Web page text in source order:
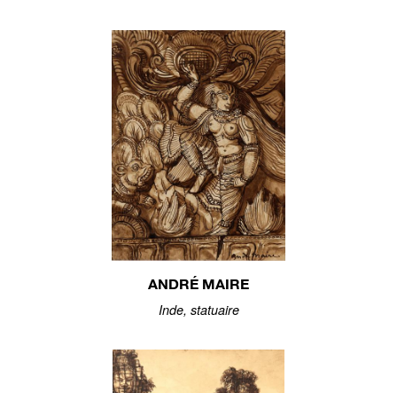
ANDRÉ MAIRE
Inde, statuaire